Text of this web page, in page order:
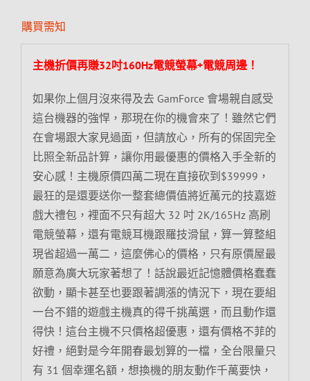
購買需知
主機折價再賺32吋160Hz電競螢幕+電競周邊！
如果你上個月沒來得及去 GamForce 會場親自感受
這台機器的強悍，那現在你的機會來了！雖然它們
在會場跟大家見過面，但請放心，所有的保固完全
比照全新品計算，讓你用最優惠的價格入手全新的
安心感！主機原價四萬二現在直接砍到$39999，
最狂的是還要送你一整套總價值將近萬元的技嘉遊
戲大禮包，裡面不只有超大 32 吋 2K/165Hz 高刷
電競螢幕，還有電競耳機跟羅技滑鼠，算一算整組
現省超過一萬二，這麼佛心的價格，只有原價屋最
願意為廣大玩家著想了！話說最近記憶體價格蠢蠢
欲動，顯卡甚至也要跟著調漲的情況下，現在要組
一台不錯的遊戲主機真的得千挑萬選，而且動作還
得快！這台主機不只價格超優惠，還有價格不菲的
好禮，絕對是今年開春最划算的一檔，全台限量只
有 31 個幸運名額，想換機的朋友動作千萬要快，